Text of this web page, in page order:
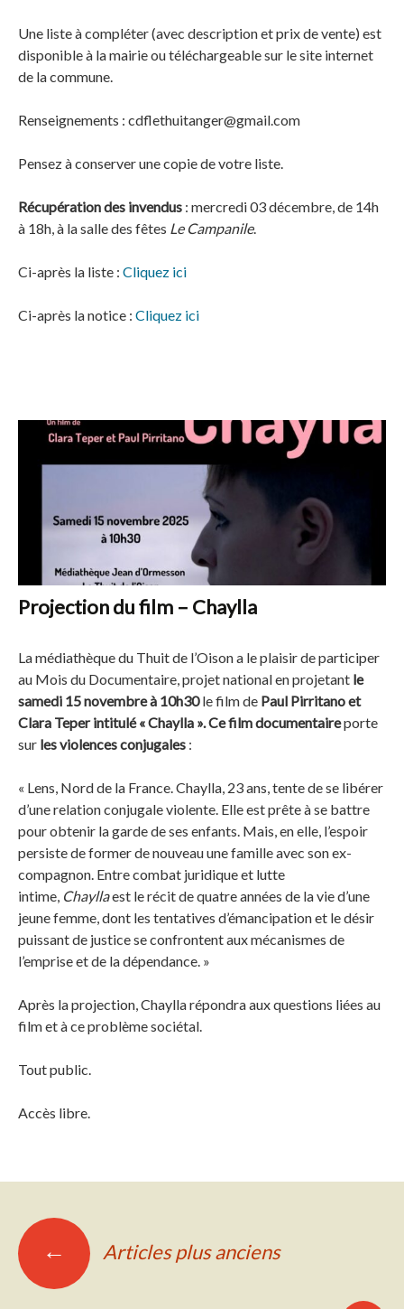
Une liste à compléter (avec description et prix de vente) est
disponible à la mairie ou téléchargeable sur le site internet
de la commune.
Renseignements : cdflethuitanger@gmail.com
Pensez à conserver une copie de votre liste.
Récupération des invendus : mercredi 03 décembre, de 14h
à 18h, à la salle des fêtes Le Campanile.
Ci-après la liste : Cliquez ici
Ci-après la notice : Cliquez ici
Projection du film – Chaylla
La médiathèque du Thuit de l’Oison a le plaisir de participer
au Mois du Documentaire, projet national en projetant le
samedi 15 novembre à 10h30le film de Paul Pirritano et
Clara Teper intitulé « Chaylla ». Ce film documentaireporte
sur les violences conjugales :
« Lens, Nord de la France. Chaylla, 23 ans, tente de se libérer
d’une relation conjugale violente. Elle est prête à se battre
pour obtenir la garde de ses enfants. Mais, en elle, l’espoir
persiste de former de nouveau une famille avec son ex-
compagnon. Entre combat juridique et lutte
intime, Chayllaest le récit de quatre années de la vie d’une
jeune femme, dont les tentatives d’émancipation et le désir
puissant de justice se confrontent aux mécanismes de
l’emprise et de la dépendance. »
Après la projection, Chaylla répondra aux questions liées au
film et à ce problème sociétal.
Tout public.
Accès libre.
Navigation
← Articles plus anciens